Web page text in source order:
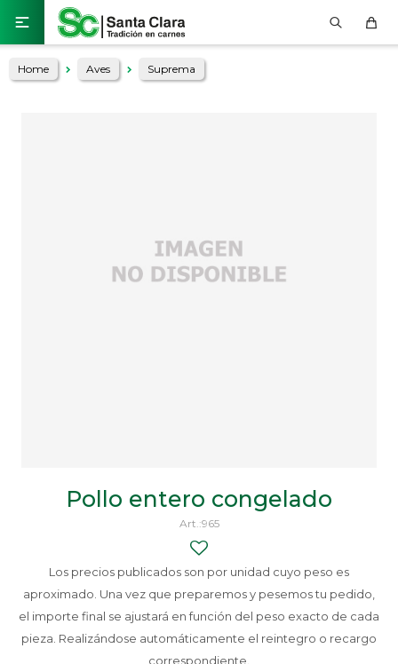

Home Aves Suprema
Pollo entero congelado
965
Los precios publicados son por unidad cuyo peso es
aproximado. Una vez que preparemos y pesemos tu pedido,
el importe final se ajustará en función del peso exacto de cada
pieza. Realizándose automáticamente el reintegro o recargo
correspondiente.